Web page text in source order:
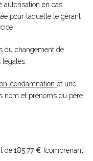
autorisation en cas
pour laquelle le gérant
du changement de
légales
condamnation et une
nom et prénoms du père
de185.77 € (comprenant